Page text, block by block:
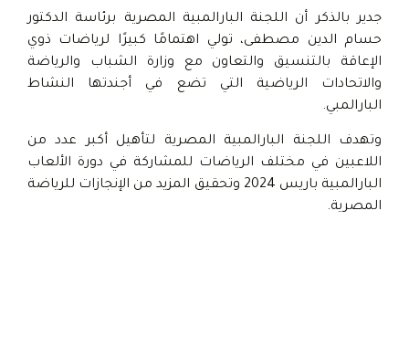
جدير بالذكر أن اللجنة البارالمبية المصرية برئاسة الدكتور
حسام الدين مصطفى، تولي اهتمامًا كبيرًا لرياضات ذوي
الإعاقة بالتنسيق والتعاون مع وزارة الشباب والرياضة
والاتحادات الرياضية التي تضع في أجندتها النشاط
البارالمبي.
وتهدف اللجنة البارالمبية المصرية لتأهيل أكبر عدد من
اللاعبين في مختلف الرياضات للمشاركة في دورة الألعاب
البارالمبية باريس 2024 وتحقيق المزيد من الإنجازات للرياضة
المصرية.